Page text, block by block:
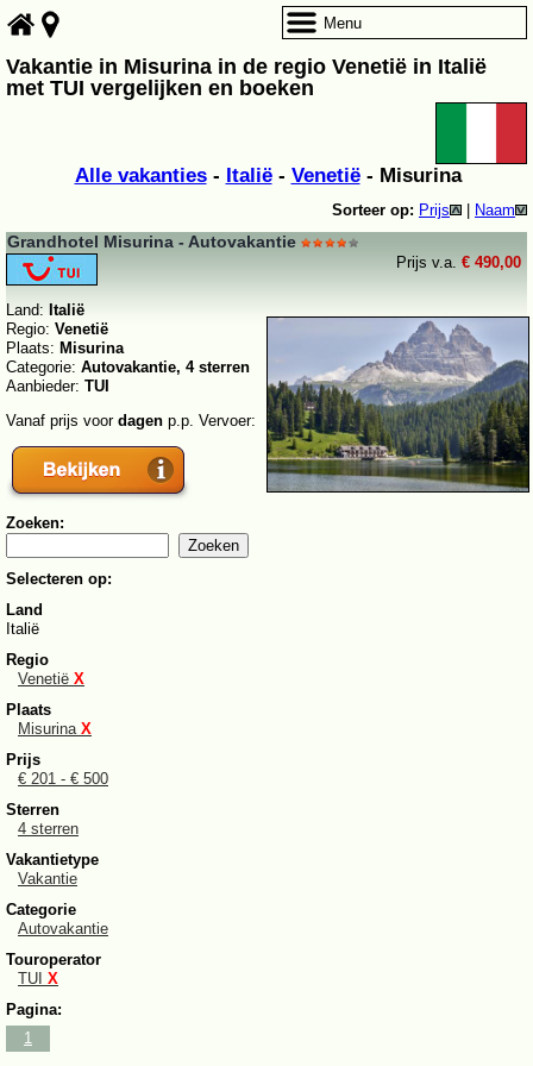
Vakantie in Misurina in de regio Venetië in Italië
met TUI vergelijken en boeken
Alle vakanties- Italië- Venetië- Misurina
Sorteer op: Prijs Naam
Grandhotel Misurina - Autovakantie
Prijs v.a. € 490,00
Land: Italië
Regio: Venetië
Plaats: Misurina
Categorie: Autovakantie, 4 sterren
Aanbieder: TUI
Vanaf prijs voor dagen p.p. Vervoer:
Zoeken:
Selecteren op:
Land
Italië
Regio
Venetië X
Plaats
Misurina X
Prijs
€ 201 - € 500
Sterren
4 sterren
Vakantietype
Vakantie
Categorie
Autovakantie
Touroperator
TUI X
Pagina:
1
Menu